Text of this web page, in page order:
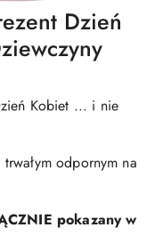
Dzień
Kobiet ... i nie
odpornym na
pokazany w